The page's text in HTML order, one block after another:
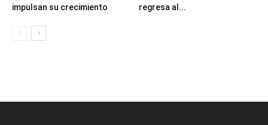
impulsan su crecimiento
regresa al...